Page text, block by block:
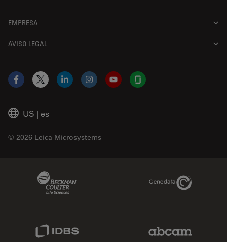
EMPRESA
AVISO LEGAL
US | es
© 2026 Leica Microsystems
Facebook
X LinkedInInstagramYouTubeGlassdoor
Genedata Link